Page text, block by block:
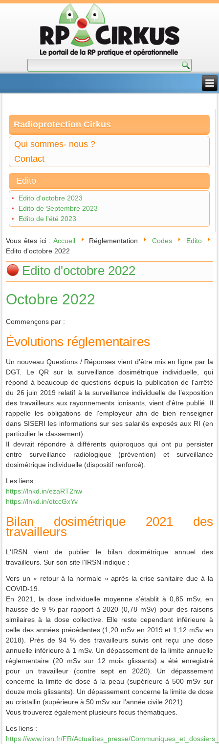
Radioprotection Cirkus
Qui sommes- nous ?
Contact
Edito
Edito d'octobre 2023
Edito de Septembre 2023
Edito de l'été 2023
Vous êtes ici : Accueil Réglementation Codes
Edito
Edito d'octobre 2022
Edito d'octobre 2022
Octobre 2022
Commençons par :
Évolutions réglementaires
Un nouveau Questions / Réponses vient d’être mis en ligne par la
DGT. Le QR sur la surveillance dosimétrique individuelle, qui
répond à beaucoup de questions depuis la publication de l'arrêté
du 26 juin 2019 relatif à la surveillance individuelle de l’exposition
des travailleurs aux rayonnements ionisants, vient d'être publié. Il
rappelle les obligations de l'employeur afin de bien renseigner
dans SISERI les informations sur ses salariés exposés aux RI (en
particulier le classement).
Il devrait répondre à différents quiproquos qui ont pu persister
entre surveillance radiologique (prévention) et surveillance
dosimétrique individuelle (dispositif renforcé).
Les liens :
https://lnkd.in/ezaRT2nw
https://lnkd.in/etccGxYv
Bilan dosimétrique 2021 des
travailleurs
L'IRSN vient de publier le bilan dosimétrique annuel des
travailleurs.Sur son site l'IRSN indique :
Vers un « retour à la normale » après la crise sanitaire due à la
COVID-19.
En 2021, la dose individuelle moyenne s’établit à 0,85 mSv, en
hausse de 9 % par rapport à 2020 (0,78 mSv) pour des raisons
similaires à la dose collective. Elle reste cependant inférieure à
celle des années précédentes (1,20 mSv en 2019 et 1,12 mSv en
2018). Près de 94 % des travailleurs suivis ont reçu une dose
annuelle inférieure à 1 mSv. Un dépassement de la limite annuelle
réglementaire (20 mSv sur 12 mois glissants) a été enregistré
pour un travailleur (contre sept en 2020). Un dépassement
concerne la limite de dose à la peau (supérieure à 500 mSv sur
douze mois glissants). Un dépassement concerne la limite de dose
au cristallin (supérieure à 50 mSv sur l’année civile 2021).
Vous trouverez également plusieurs focus thématiques.
Les liens :
https://www.irsn.fr/FR/Actualites_presse/